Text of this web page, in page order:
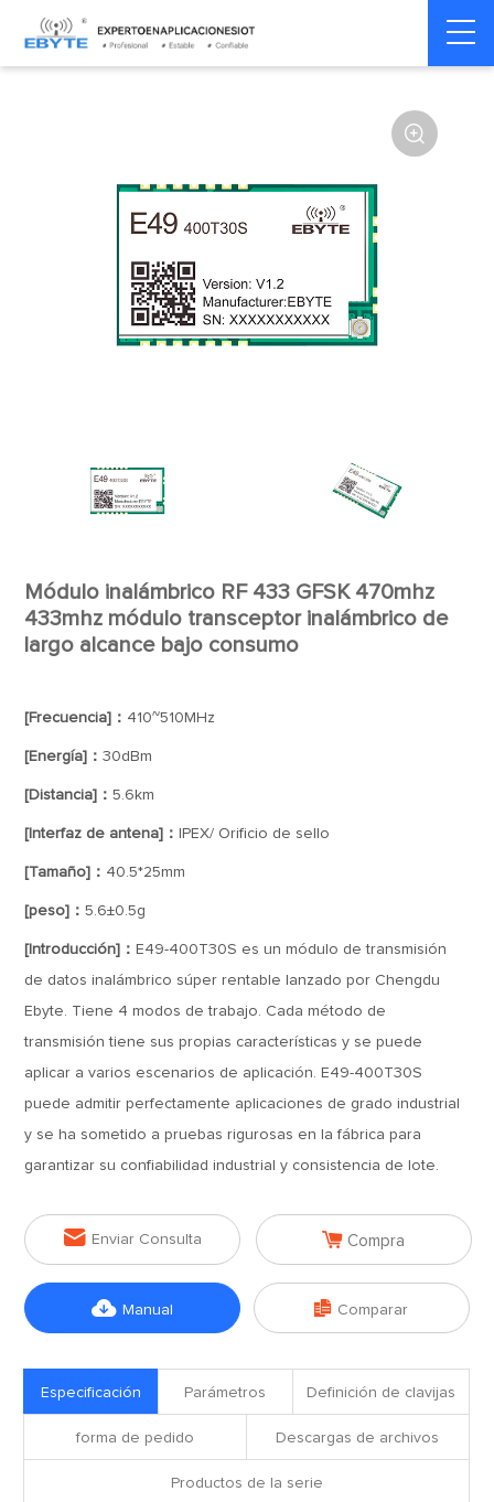
Home > Módulo > SPI/SOC/UART

Módulo inalámbrico RF 433 GFSK 470mhz
433mhz módulo transceptor inalámbrico de
largo alcance bajo consumo
[Frecuencia]： 410~510MHz
[Energía]：30dBm
[Distancia]：5.6km
[Interfaz de antena]： IPEX/ Orificio de sello
[Tamaño]： 40.5*25mm
[peso]：5.6±0.5g
[Introducción]： E49-400T30S es un módulo de transmisión
de datos inalámbrico súper rentable lanzado por Chengdu
Ebyte. Tiene 4 modos de trabajo. Cada método de
transmisión tiene sus propias características y se puede
aplicar a varios escenarios de aplicación. E49-400T30S
puede admitir perfectamente aplicaciones de grado industrial
y se ha sometido a pruebas rigurosas en la fábrica para
garantizar su confiabilidad industrial y consistencia de lote.
 Enviar Consulta  Compra
 Manual  Comparar
Especificación Parámetros Definición de clavijas
forma de pedido Descargas de archivos
Productos de la serie